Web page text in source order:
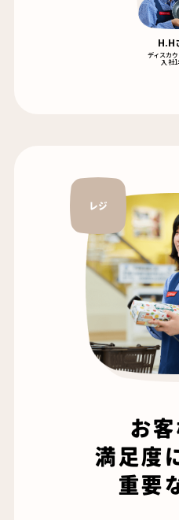
H.H
ディスカ
入社1
レジ
お
満足度
重要